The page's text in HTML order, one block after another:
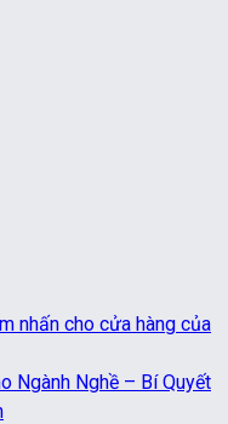
Ngành Nghề – Bí Quyết